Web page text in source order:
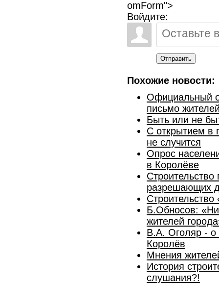
omForm">
Войдите:
Отправить
Похожие новости:
Официальный
письмо
Быть или не
С открытием в
не случится
Опрос
в Королёве
Строительство
разрешающих
Б.Обносов:
жителей
В.А. Оголяр - о
Королёв
Мнения
История
слушания?!